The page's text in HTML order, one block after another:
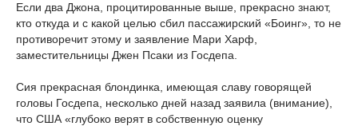
Если два Джона, процитированные выше, прекрасно знают,
кто откуда и с какой целью сбил пассажирский «Боинг», то не
противоречит этому и заявление Мари Харф,
заместительницы Джен Псаки из Госдепа.
Сия прекрасная блондинка, имеющая славу говорящей
головы Госдепа, несколько дней назад заявила (внимание),
что США «глубоко верят в собственную оценку